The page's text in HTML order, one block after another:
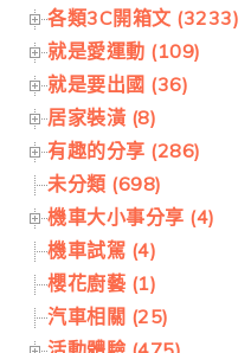
各類3C開箱文 (3233)
就是愛運動 (109)
就是要出國 (36)
居家裝潢 (8)
有趣的分享 (286)
未分類 (698)
機車大小事分享 (4)
機車試駕 (4)
櫻花廚藝 (1)
汽車相關 (25)